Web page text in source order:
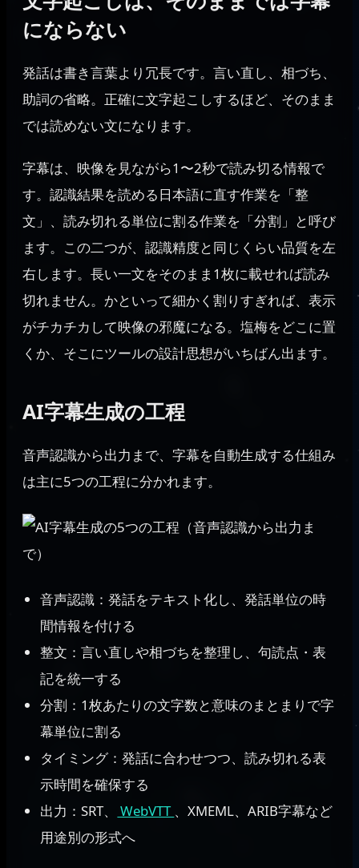
にならない
発話は書き言葉より冗長です。言い直し、相づち、
助詞の省略。正確に文字起こしするほど、そのまま
では読めない文になります。
字幕は、映像を見ながら1〜2秒で読み切る情報で
す。認識結果を読める日本語に直す作業を「整
文」、読み切れる単位に割る作業を「分割」と呼び
ます。この二つが、認識精度と同じくらい品質を左
右します。長い一文をそのまま1枚に載せれば読み
切れません。かといって細かく割りすぎれば、表示
がチカチカして映像の邪魔になる。塩梅をどこに置
くか、そこにツールの設計思想がいちばん出ます。
AI字幕生成の工程
音声認識から出力まで、字幕を自動生成する仕組み
は主に5つの工程に分かれます。
音声認識：発話をテキスト化し、発話単位の時
間情報を付ける
整文：言い直しや相づちを整理し、句読点・表
記を統一する
分割：1枚あたりの文字数と意味のまとまりで字
幕単位に割る
タイミング：発話に合わせつつ、読み切れる表
示時間を確保する
出力：SRT、
WebVTT 、XMEML、ARIB字幕など
用途別の形式へ